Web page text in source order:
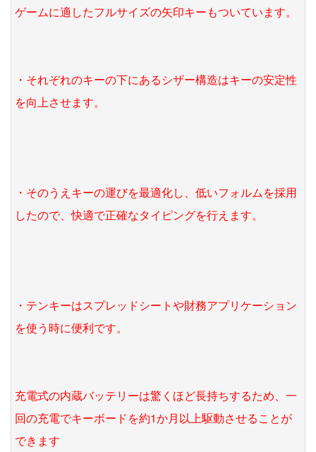
ゲームに適したフルサイズの矢印キーもついています。
・それぞれのキーの下にあるシザー構造はキーの安定性
を向上させます。
・そのうえキーの運びを最適化し、低いフォルムを採用
したので、快適で正確なタイピングを行えます。
・テンキーはスプレッドシートや財務アプリケーション
を使う時に便利です。
充電式の内蔵バッテリーは驚くほど長持ちするため、一
回の充電でキーボードを約1か月以上駆動させることが
できます